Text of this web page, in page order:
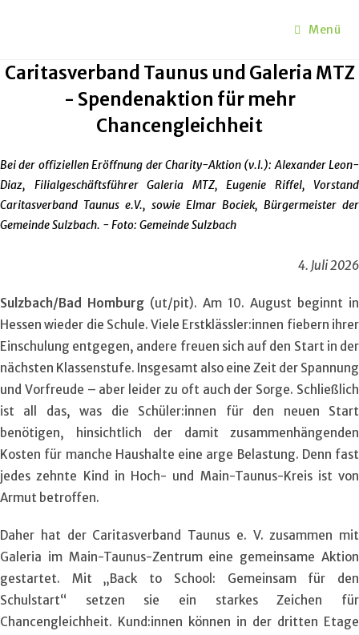
Menü
Caritasverband Taunus und Galeria MTZ
- Spendenaktion für mehr
Chancengleichheit
Bei der offiziellen Eröffnung der Charity-Aktion (v.l.): Alexander Leon-
Diaz, Filialgeschäftsführer Galeria MTZ, Eugenie Riffel, Vorstand
Caritasverband Taunus e.V., sowie Elmar Bociek, Bürgermeister der
Gemeinde Sulzbach. - Foto: Gemeinde Sulzbach
4. Juli 2026
Sulzbach/Bad Homburg (ut/pit). Am 10. August beginnt in
Hessen wieder die Schule. Viele Erstklässler:innen fiebern ihrer
Einschulung entgegen, andere freuen sich auf den Start in der
nächsten Klassenstufe. Insgesamt also eine Zeit der Spannung
und Vorfreude – aber leider zu oft auch der Sorge. Schließlich
ist all das, was die Schüler:innen für den neuen Start
benötigen, hinsichtlich der damit zusammenhängenden
Kosten für manche Haushalte eine arge Belastung. Denn fast
jedes zehnte Kind in Hoch- und Main-Taunus-Kreis ist von
Armut betroffen.
Daher hat der Caritasverband Taunus e. V. zusammen mit
Galeria im Main-Taunus-Zentrum eine gemeinsame Aktion
gestartet. Mit „Back to School: Gemeinsam für den
Schulstart“ setzen sie ein starkes Zeichen für
Chancengleichheit. Kund:innen können in der dritten Etage